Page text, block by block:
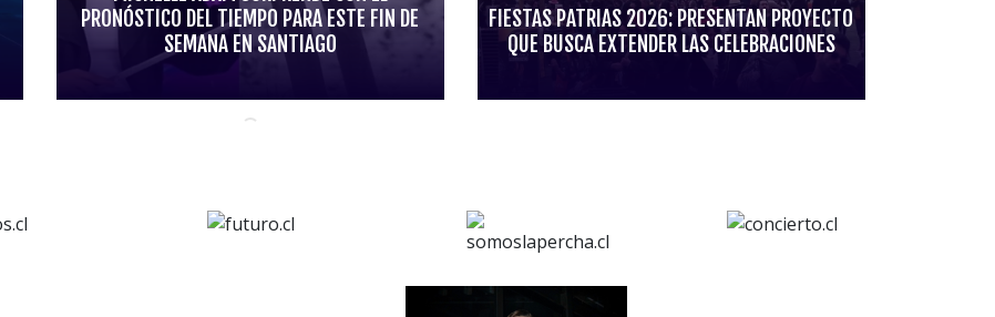
PRONÓSTICO DEL TIEMPO PARA ESTE FIN DE
SEMANA EN SANTIAGO
FIESTAS PATRIAS 2026: PRESENTAN PROYECTO
QUE BUSCA EXTENDER LAS CELEBRACIONES